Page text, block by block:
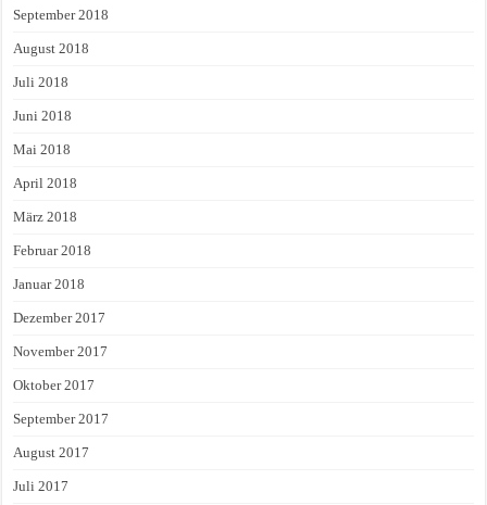
September 2018
August 2018
Juli 2018
Juni 2018
Mai 2018
April 2018
März 2018
Februar 2018
Januar 2018
Dezember 2017
November 2017
Oktober 2017
September 2017
August 2017
Juli 2017